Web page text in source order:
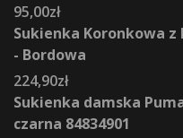
95,00zł
Sukienka Koronkowa
- Bordowa
224,90zł
Sukienka damska Puma
czarna 84834901